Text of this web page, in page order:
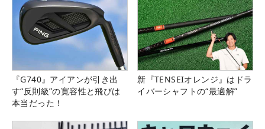
『G740』アイアンが引き出
す“反則級”の寛容性と飛びは
本当だった！
新『TENSEIオレンジ』はドラ
イバーシャフトの“最適解”